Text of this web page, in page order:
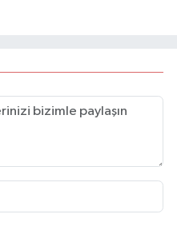
gerçekleştirmiştir.
internet haber sitesinde